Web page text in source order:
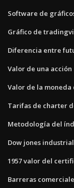
Software de
Gráfico de
Diferencia entre
Valor de una acción
Valor de la moneda
Tarifas de charter
Metodología del
Dow jones
1957 valor del
Barreras